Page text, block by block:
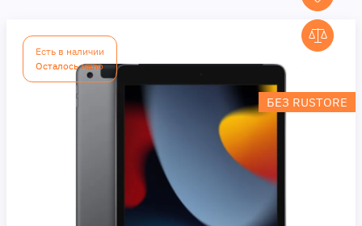
Есть в наличии
Осталось мало
БЕЗ RUSTORE